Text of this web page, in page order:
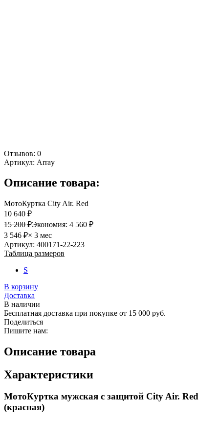
Отзывов: 0
Артикул: Array
Описание товара:
МотоКуртка City Air. Red
10 640 ₽
15 200 ₽Экономия: 4 560 ₽
3 546 ₽× 3 мес
Артикул: 400171-22-223
Таблица размеров
S
В корзину
Доставка
В наличии
Бесплатная доставка при покупке от 15 000 руб.
Поделиться
Пишите нам:
Описание товара
Характеристики
МотоКуртка мужская с защитой City Air. Red
(красная)